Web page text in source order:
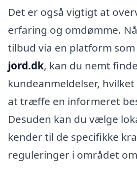
Det er også vigtigt at
erfaring og omdømme.
tilbud via en platform som
jord.dk, kan du nemt
kundeanmeldelser,
at træffe en informeret
Desuden kan du vælge
kender til de specifikke
reguleringer i området